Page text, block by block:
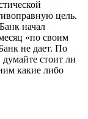
цель.
начал
«по своим
не дает. По
стоит ли
какие либо